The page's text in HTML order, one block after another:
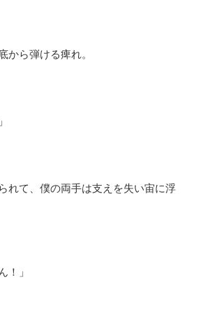
から弾ける痺れ。
れて、僕の両手は支えを失い宙に浮
！」